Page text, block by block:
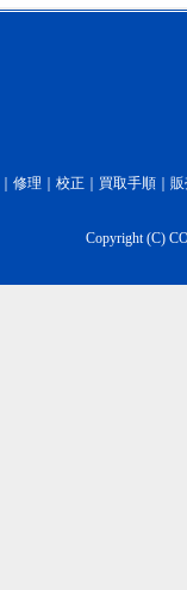
修理 校正 買取手順
Copyright (C)